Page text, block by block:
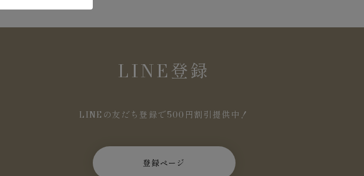
LINE登録
LINEの友だち登録で500円割引提供中！
登録ページ